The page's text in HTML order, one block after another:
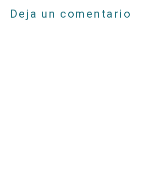
Deja un comentario